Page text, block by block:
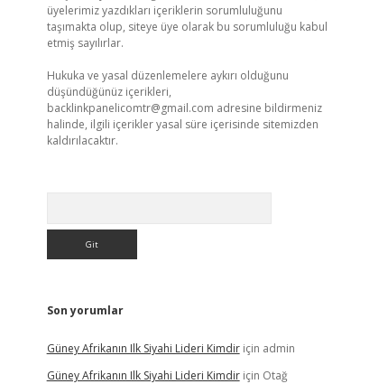
üyelerimiz yazdıkları içeriklerin sorumluluğunu
taşımakta olup, siteye üye olarak bu sorumluluğu kabul
etmiş sayılırlar.
Hukuka ve yasal düzenlemelere aykırı olduğunu
düşündüğünüz içerikleri,
backlinkpanelicomtr@gmail.com adresine bildirmeniz
halinde, ilgili içerikler yasal süre içerisinde sitemizden
kaldırılacaktır.
Son yorumlar
Güney Afrikanın Ilk Siyahi Lideri Kimdiriçin admin
Güney Afrikanın Ilk Siyahi Lideri Kimdiriçin Otağ